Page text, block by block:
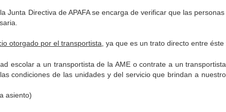
Junta Directiva de APAFA se encarga de verificar que las
otorgado por el transportista, ya que es un trato directo entre
escolar a un transportista de la AME o contrate a un
condiciones de las unidades y del servicio que brindan a
asiento)